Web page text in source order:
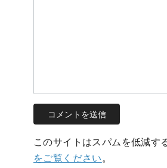
このサイトはスパムを低減す
をご覧ください。